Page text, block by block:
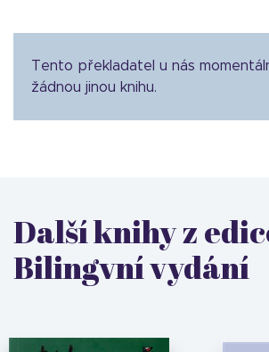
Tento překladatel u nás
žádnou jinou knihu.
Další knihy z
Bilingvní vydání